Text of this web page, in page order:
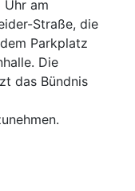
am
Straße, die
Parkplatz
Die
das Bündnis